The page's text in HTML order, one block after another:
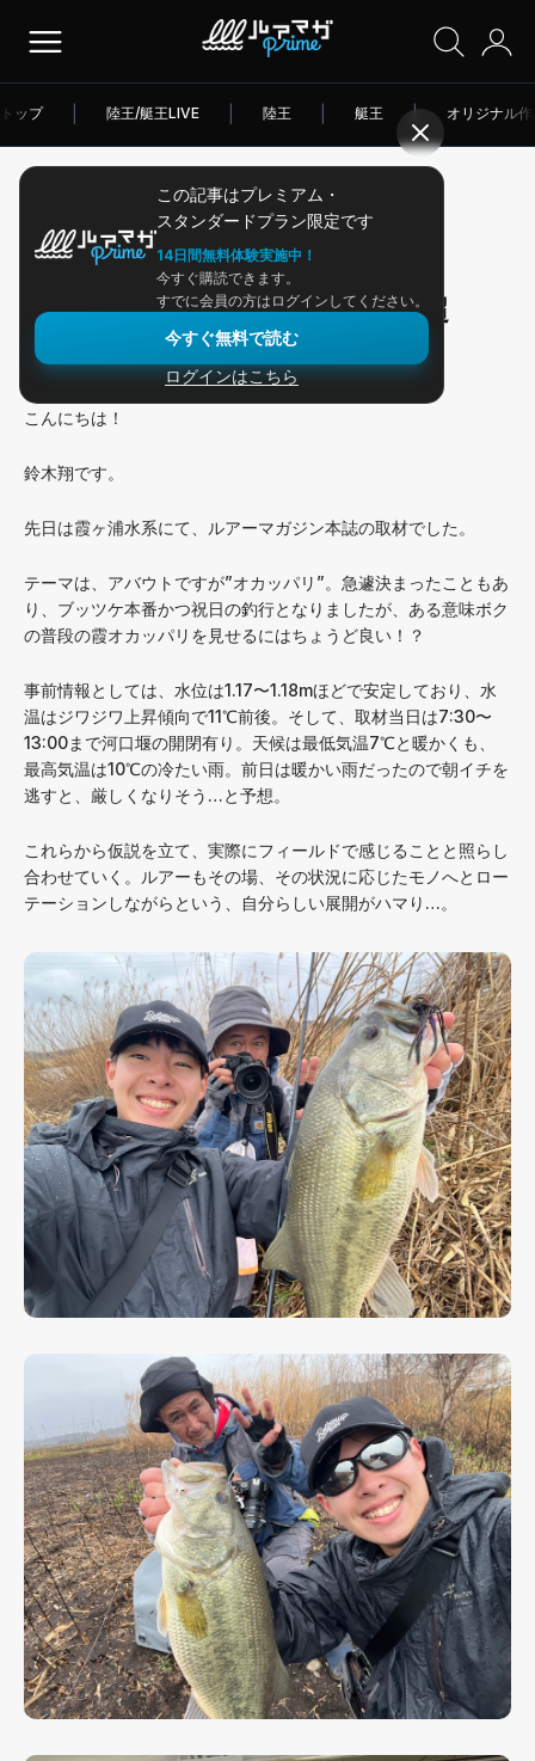
トップ 陸王/艇王LIVE 陸王 艇王 | オリジナル
この記事はプレミアム・
スタンダードプラン限定です
14日間無料体験実施中！
今すぐ購読できます。
すでに会員の方はログインしてください。
今すぐ無料で読む
ログインはこちら
アングラー連載
霞水系オカッパリ取材で6キロ超
え！？
こんにちは！
鈴木翔です。
先日は霞ヶ浦水系にて、ルアーマガジン本誌の取材でした。
テーマは、アバウトですが”オカッパリ”。急遽決まったこともあ
り、ブッツケ本番かつ祝日の釣行となりましたが、ある意味ボク
の普段の霞オカッパリを見せるにはちょうど良い！？
事前情報としては、水位は1.17〜1.18mほどで安定しており、水
温はジワジワ上昇傾向で11℃前後。そして、取材当日は7:30〜
13:00まで河口堰の開閉有り。天候は最低気温7℃と暖かくも、
最高気温は10℃の冷たい雨。前日は暖かい雨だったので朝イチを
逃すと、厳しくなりそう…と予想。
これらから仮説を立て、実際にフィールドで感じることと照らし
合わせていく。ルアーもその場、その状況に応じたモノへとロー
テーションしながらという、自分らしい展開がハマり…。